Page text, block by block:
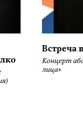
Встреча
Концерт
лица»